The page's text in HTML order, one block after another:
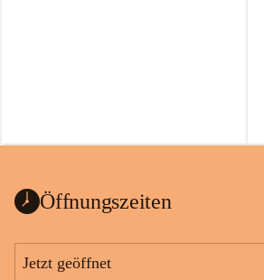
können ab 1. September wieder heimische
Vielfalt in Gärten bringen und zugleich
Wie wichtig Hecken sind zeigt das
Öffnungszeiten
Jetzt geöffnet